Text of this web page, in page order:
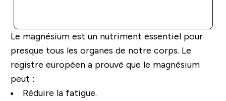
Le magnésium est un nutriment essentiel pour
presque tous les organes de notre corps. Le
registre européen a prouvé que le magnésium
peut :
Réduire la fatigue.